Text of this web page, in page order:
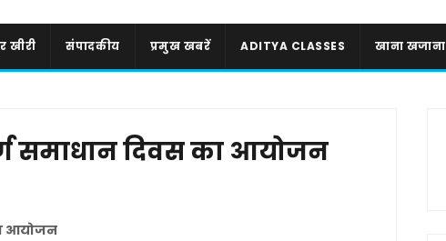
खीरी संपादकीय प्रमुख खबरें ADITYA CLASSES खाना खजाना
समाधान दिवस का आयोजन
आयोजन